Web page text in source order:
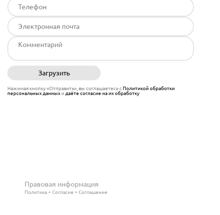
Загрузить
Нажимая кнопку «Отправить», вы соглашаетесь сПолитикой обработки
персональных данныхи даёте согласие на их обработку
Правовая информация
Политика Согласие Соглашение